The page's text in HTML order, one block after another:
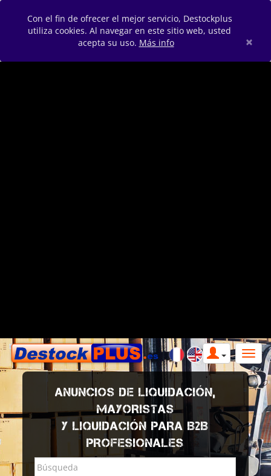
Con el fin de ofrecer el mejor servicio, Destockplus
utiliza cookies. Al navegar en este sitio web, usted
acepta su uso. Más info ×
ANUNCIOS DE LIQUIDACIÓN,
MAYORISTAS
Y LIQUIDACIÓN PARA B2B
PROFESIONALES